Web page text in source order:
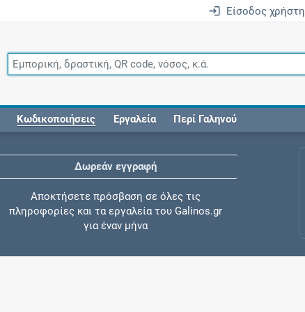
Είσοδος χρήστη
Κωδικοποιήσεις Εργαλεία Περί Γαληνού
Δωρεάν εγγραφή
Αποκτήσετε πρόσβαση σε όλες τις
πληροφορίες και τα εργαλεία του Galinos.gr
για έναν μήνα